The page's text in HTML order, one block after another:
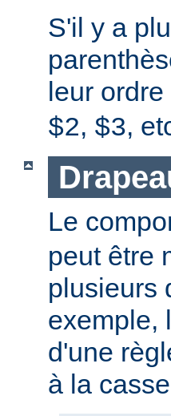
S'il y a
leur
$2, $3,
Le
peut être
plusieurs
exemple,
d'une
à la